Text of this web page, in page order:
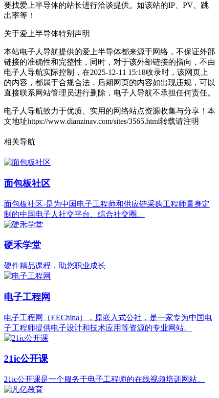
要找爱上半导体的站长进行洽谈提供。如该站的IP、PV、跳
出率等！
关于爱上半导体特别声明
本站电子人导航提供的爱上半导体都来源于网络，不保证外部
链接的准确性和完整性，同时，对于该外部链接的指向，不由
电子人导航实际控制，在2025-12-11 15:18收录时，该网页上
的内容，都属于合规合法，后期网页的内容如出现违规，可以
直接联系网站管理员进行删除，电子人导航不承担任何责任。
电子人导航致力于优质、实用的网络站点资源收集与分享！ 本
文地址https://www.dianzinav.com/sites/3565.html转载请注明
相关导航
面包板社区
面包板社区-是为中国电子工程师和供应链采购工程师量身定
制的中国电子人社交平台、综合社交圈。
硬禾学堂
硬件精品课程，助您职业成长
电子工程网
电子工程网（EEChina），原嵌入式公社，是一家专为中国电
子工程师提供电子设计和技术应用等资源的专业网站。
21ic公开课
‌21ic公开课‌是一个服务于电子工程师的在线视频培训网站。